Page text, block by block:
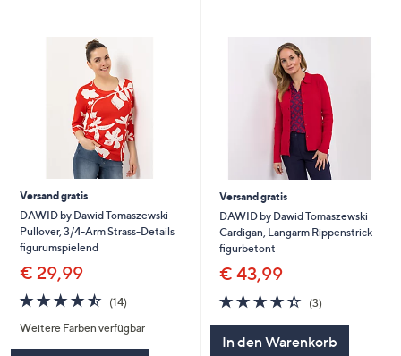
Versand gratis
DAWID by Dawid Tomaszewski
Pullover, 3/4-Arm Strass-Details
figurumspielend
€ 29,99
4.4
von
5
(14)14
Weitere Farben verfügbar
Versand gratis
DAWID by Dawid Tomaszewski
Cardigan, Langarm Rippenstrick
figurbetont
€ 43,99
4.3
von
(3)3
In den Warenkorb